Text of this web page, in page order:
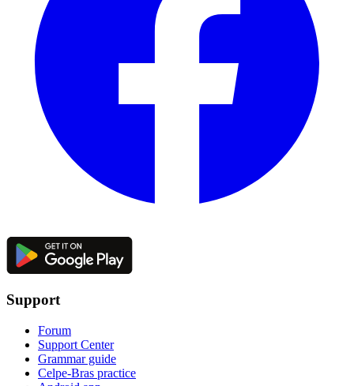
Support
Forum
Support Center
Grammar guide
Celpe-Bras practice